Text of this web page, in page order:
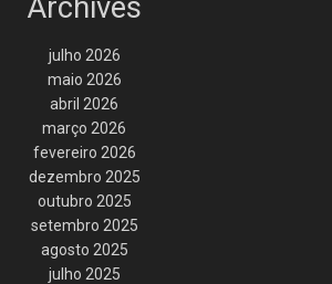
Archives
julho 2026
maio 2026
abril 2026
março 2026
fevereiro 2026
dezembro 2025
outubro 2025
setembro 2025
agosto 2025
julho 2025